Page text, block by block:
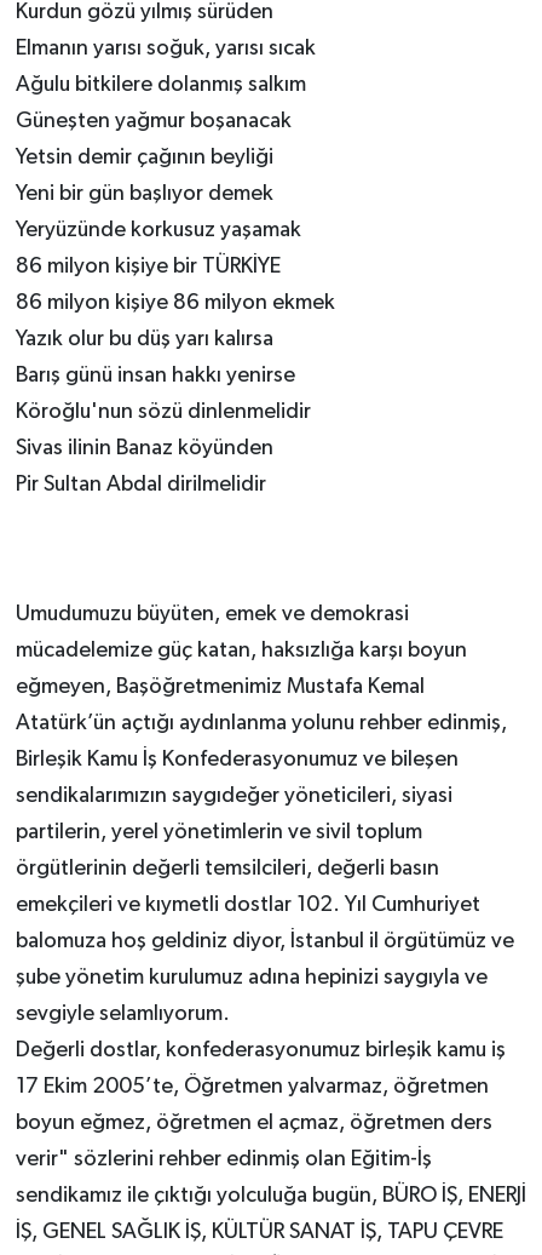
Kurdun gözü yılmış sürüden
Elmanın yarısı soğuk, yarısı sıcak
Ağulu bitkilere dolanmış salkım
Güneşten yağmur boşanacak
Yetsin demir çağının beyliği
Yeni bir gün başlıyor demek
Yeryüzünde korkusuz yaşamak
86 milyon kişiye bir TÜRKİYE
86 milyon kişiye 86 milyon ekmek
Yazık olur bu düş yarı kalırsa
Barış günü insan hakkı yenirse
Köroğlu'nun sözü dinlenmelidir
Sivas ilinin Banaz köyünden
Pir Sultan Abdal dirilmelidir
Umudumuzu büyüten, emek ve demokrasi
mücadelemize güç katan, haksızlığa karşı boyun
eğmeyen, Başöğretmenimiz Mustafa Kemal
Atatürk’ün açtığı aydınlanma yolunu rehber edinmiş,
Birleşik Kamu İş Konfederasyonumuz ve bileşen
sendikalarımızın saygıdeğer yöneticileri, siyasi
partilerin, yerel yönetimlerin ve sivil toplum
örgütlerinin değerli temsilcileri, değerli basın
emekçileri ve kıymetli dostlar 102. Yıl Cumhuriyet
balomuza hoş geldiniz diyor, İstanbul il örgütümüz ve
şube yönetim kurulumuz adına hepinizi saygıyla ve
sevgiyle selamlıyorum.
Değerli dostlar, konfederasyonumuz birleşik kamu iş
17 Ekim 2005’te, Öğretmen yalvarmaz, öğretmen
boyun eğmez, öğretmen el açmaz, öğretmen ders
verir" sözlerini rehber edinmiş olan Eğitim-İş
sendikamız ile çıktığı yolculuğa bugün, BÜRO İŞ, ENERJİ
İŞ, GENEL SAĞLIK İŞ, KÜLTÜR SANAT İŞ, TAPU ÇEVRE